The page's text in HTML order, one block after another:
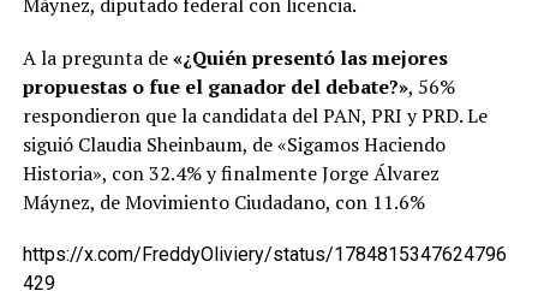
A la pregunta de«¿Quién presentó las mejores
propuestas o fue el ganador del debate?», 56%
respondieron que la candidata del PAN, PRI y PRD. Le
siguió Claudia Sheinbaum, de «Sigamos Haciendo
Historia», con 32.4% y finalmente Jorge Álvarez
Máynez, de Movimiento Ciudadano, con 11.6%
https://x.com/FreddyOliviery/status/1784815347624796
429